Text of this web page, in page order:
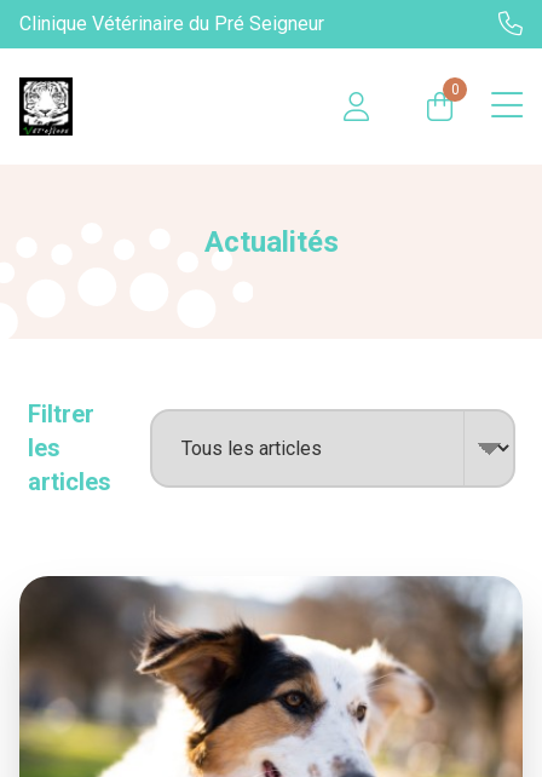
Clinique Vétérinaire du Pré Seigneur
0
Actualités
Filtrer
les
articles